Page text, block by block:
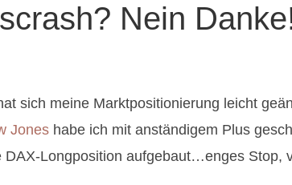
Nein
sich meine Marktpositionierung leicht
Jones habe ich mit anständigem Plus
DAX-Longposition aufgebaut…enges Stop,